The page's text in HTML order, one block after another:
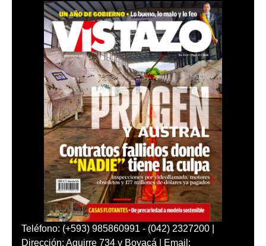
Teléfono: (+593) 985860991 - (042) 2327200 |
Dirección: Aguirre 734 y Boyacá | Email: